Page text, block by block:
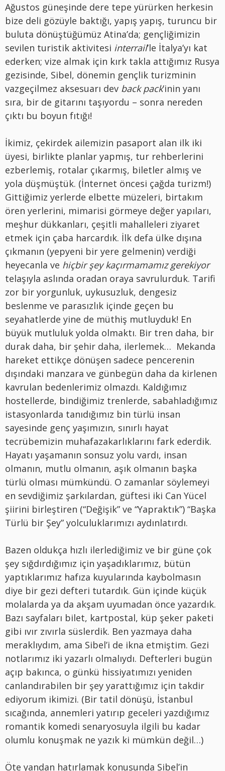
Ağustos güneşinde dere tepe yürürken herkesin
bize deli gözüyle baktığı, yapış yapış, turuncu bir
buluta dönüştüğümüz Atina’da; gençliğimizin
sevilen turistik aktivitesi interrail’le İtalya’yı kat
ederken; vize almak için kırk takla attığımız Rusya
gezisinde, Sibel, dönemin gençlik turizminin
vazgeçilmez aksesuarı dev back pack’inin yanı
sıra, bir de gitarını taşıyordu – sonra nereden
çıktı bu boyun fıtığı!
İkimiz, çekirdek ailemizin pasaport alan ilk iki
üyesi, birlikte planlar yapmış, tur rehberlerini
ezberlemiş, rotalar çıkarmış, biletler almış ve
yola düşmüştük. (İnternet öncesi çağda turizm!)
Gittiğimiz yerlerde elbette müzeleri, birtakım
ören yerlerini, mimarisi görmeye değer yapıları,
meşhur dükkanları, çeşitli mahalleleri ziyaret
etmek için çaba harcardık. İlk defa ülke dışına
çıkmanın (yepyeni bir yere gelmenin) verdiği
heyecanla ve hiçbir şey kaçırmamamız gerekiyor
telaşıyla aslında oradan oraya savrulurduk. Tarifi
zor bir yorgunluk, uykusuzluk, dengesiz
beslenme ve parasızlık içinde geçen bu
seyahatlerde yine de müthiş mutluyduk! En
büyük mutluluk yolda olmaktı. Bir tren daha, bir
durak daha, bir şehir daha, ilerlemek… Mekanda
hareket ettikçe dönüşen sadece pencerenin
dışındaki manzara ve günbegün daha da kirlenen
kavrulan bedenlerimiz olmazdı. Kaldığımız
hostellerde, bindiğimiz trenlerde, sabahladığımız
istasyonlarda tanıdığımız bin türlü insan
sayesinde genç yaşımızın, sınırlı hayat
tecrübemizin muhafazakarlıklarını fark ederdik.
Hayatı yaşamanın sonsuz yolu vardı, insan
olmanın, mutlu olmanın, aşık olmanın başka
türlü olması mümkündü. O zamanlar söylemeyi
en sevdiğimiz şarkılardan, güftesi iki Can Yücel
şiirini birleştiren (“Değişik” ve “Yapraktık”) “Başka
Türlü bir Şey” yolculuklarımızı aydınlatırdı.
Bazen oldukça hızlı ilerlediğimiz ve bir güne çok
şey sığdırdığımız için yaşadıklarımız, bütün
yaptıklarımız hafıza kuyularında kaybolmasın
diye bir gezi defteri tutardık. Gün içinde küçük
molalarda ya da akşam uyumadan önce yazardık.
Bazı sayfaları bilet, kartpostal, küp şeker paketi
gibi ıvır zıvırla süslerdik. Ben yazmaya daha
meraklıydım, ama Sibel’i de ikna etmiştim. Gezi
notlarımız iki yazarlı olmalıydı. Defterleri bugün
açıp bakınca, o günkü hissiyatımızı yeniden
canlandırabilen bir şey yarattığımız için takdir
ediyorum ikimizi. (Bir tatil dönüşü, İstanbul
sıcağında, annemleri yatırıp geceleri yazdığımız
romantik komedi senaryosuyla ilgili bu kadar
olumlu konuşmak ne yazık ki mümkün değil…)
Öte yandan hatırlamak konusunda Sibel’in